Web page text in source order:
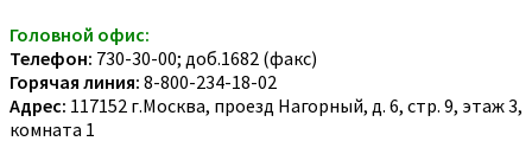
Головной офис:
Телефон: 730-30-00; доб.1682 (факс)
Горячая линия: 8-800-234-18-02
Адрес: 117152 г.Москва, проезд Нагорный, д. 6, стр. 9, этаж 3,
комната 1